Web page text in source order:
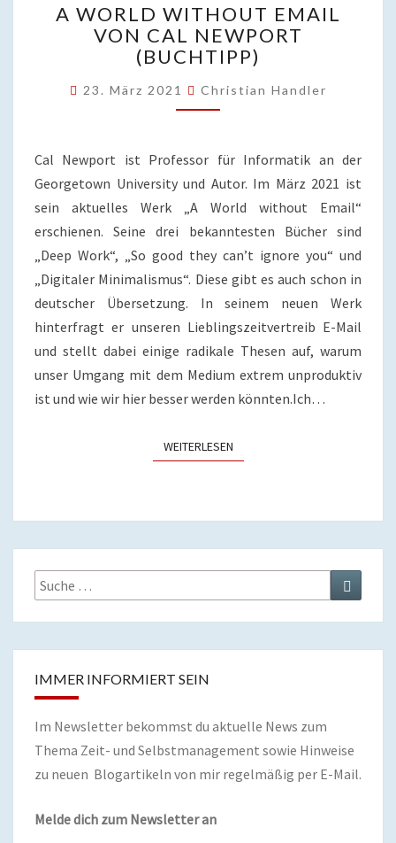
WORLD
WITHOUT
EMAIL
CAL
NEWPORT
A WORLD WITHOUT EMAIL
VON CAL NEWPORT
(BUCHTIPP)
23. März 2021 Christian Handler
Cal Newport ist Professor für Informatik an der
Georgetown University und Autor. Im März 2021 ist
sein aktuelles Werk „A World without Email“
erschienen. Seine drei bekanntesten Bücher sind
„Deep Work“, „So good they can’t ignore you“ und
„Digitaler Minimalismus“. Diese gibt es auch schon in
deutscher Übersetzung. In seinem neuen Werk
hinterfragt er unseren Lieblingszeitvertreib E-Mail
und stellt dabei einige radikale Thesen auf, warum
unser Umgang mit dem Medium extrem unproduktiv
ist und wie wir hier besser werden könnten.Ich…
WEITERLESENWEITERLESEN
Suche
nach:
Suchen
IMMER INFORMIERT SEIN
Im Newsletter bekommst du aktuelle News zum
Thema Zeit- und Selbstmanagement sowie Hinweise
zu neuen Blogartikeln von mir regelmäßig per E-Mail.
Melde dich zum Newsletter an